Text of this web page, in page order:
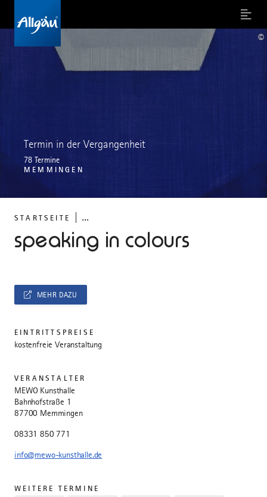
Menu
STARTSEITE ...
speaking in colours
Termin in der Vergangenheit
78 Termine
MEMMINGEN
©
MEHR DAZU
EINTRITTSPREISE
kostenfreie Veranstaltung
VERANSTALTER
MEWO Kunsthalle
Bahnhofstraße 1
87700 Memmingen
08331 850 771
info@mewo-kunsthalle.de
WEITERE TERMINE